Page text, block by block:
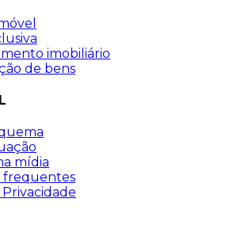
imobiliário
de bens
mídia
frequentes